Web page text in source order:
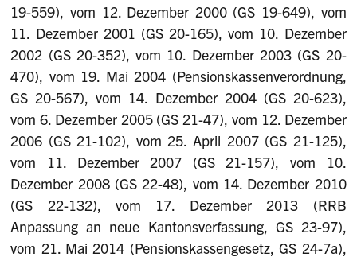
19-559), vom 12. Dezember 2000 (GS 19-649), vom
11. Dezember 2001 (GS 20-165), vom 10. Dezember
2002 (GS 20-352), vom 10. Dezember 2003 (GS 20-
470), vom 19. Mai 2004 (Pensionskassenverordnung,
GS 20-567), vom 14. Dezember 2004 (GS 20-623),
vom 6. Dezember 2005 (GS 21-47), vom 12. Dezember
2006 (GS 21-102), vom 25. April 2007 (GS 21-125),
vom 11. Dezember 2007 (GS 21-157), vom 10.
Dezember 2008 (GS 22-48), vom 14. Dezember 2010
(GS 22-132), vom 17. Dezember 2013 (RRB
Anpassung an neue Kantonsverfassung, GS 23-97),
vom 21. Mai 2014 (Pensionskassengesetz, GS 24-7a),